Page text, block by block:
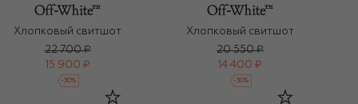
Хлопковый свитшот
22 700 ₽
15 900 ₽
-30%
Хлопковый свитшот
20 550 ₽
14 400 ₽
-30%